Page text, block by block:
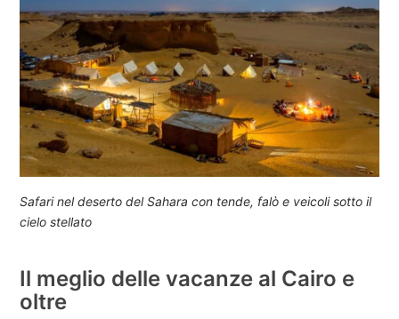
Safari nel deserto del Sahara con tende, falò e veicoli sotto il
cielo stellato
Il meglio delle vacanze al Cairo e
oltre